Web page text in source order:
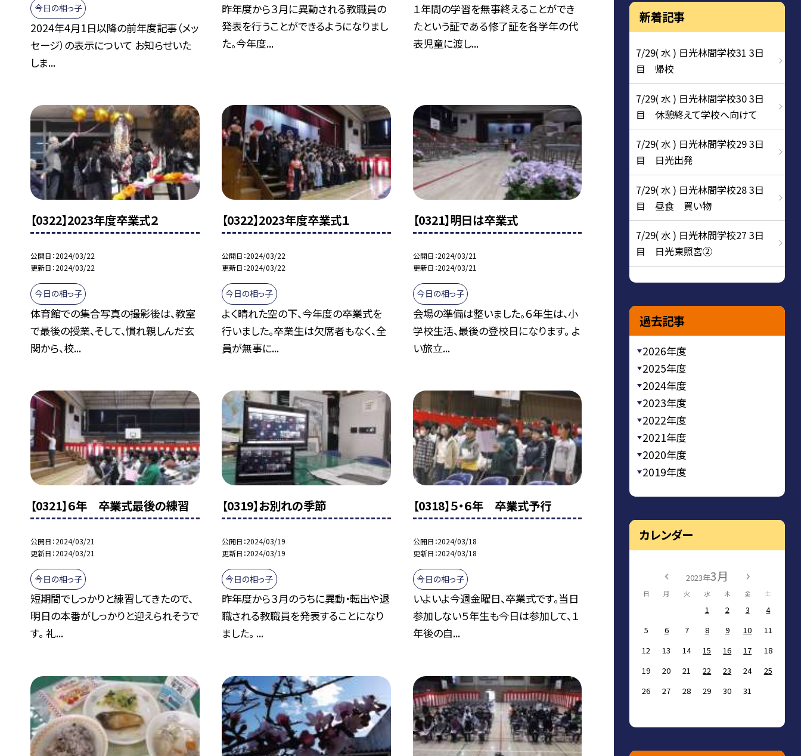
今日の相っ子
2024年4月1日以降の前年度記事（メッ
セージ）の表示について お知らせいた
しま...
昨年度から３月に異動される教職員の
発表を行うことができるようになりまし
た。今年度...
１年間の学習を無事終えることができ
たという証である修了証を各学年の代
表児童に渡し...
【0322】2023年度卒業式２
公開日 2024/03/22
更新日 2024/03/22
今日の相っ子
体育館での集合写真の撮影後は、教室
で最後の授業、そして、慣れ親しんだ玄
関から、校...
【0322】2023年度卒業式１
公開日 2024/03/22
更新日 2024/03/22
今日の相っ子
よく晴れた空の下、今年度の卒業式を
行いました。卒業生は欠席者もなく、全
員が無事に...
【0321】明日は卒業式
公開日 2024/03/21
更新日 2024/03/21
今日の相っ子
会場の準備は整いました。６年生は、小
学校生活、最後の登校日になります。 よ
い旅立...
【0321】６年 卒業式最後の練習
公開日 2024/03/21
更新日 2024/03/21
今日の相っ子
短期間でしっかりと練習してきたので、
明日の本番がしっかりと迎えられそうで
す。 礼...
【0319】お別れの季節
公開日 2024/03/19
更新日 2024/03/19
今日の相っ子
昨年度から３月のうちに異動・転出や退
職される教職員を発表することになり
ました。 ...
【0318】５・６年 卒業式予行
公開日 2024/03/18
更新日 2024/03/18
今日の相っ子
いよいよ今週金曜日、卒業式です。当日
参加しない５年生も今日は参加して、１
年後の自...
新着記事
7/29( 水 ) 日光林間学校31 3日
目 帰校
7/29( 水 ) 日光林間学校30 3日
目 休憩終えて学校へ向けて
7/29( 水 ) 日光林間学校29 3日
目 日光出発
7/29( 水 ) 日光林間学校28 3日
目 昼食 買い物
7/29( 水 ) 日光林間学校27 3日
目 日光東照宮②
過去記事
2026年度
2025年度
2024年度
2023年度
2022年度
2021年度
2020年度
2019年度
カレンダー
2023年3月
日 月 火 水 木 金 土
1 2 3
4
5
6 7 8 9 10
11
12
13 14 15 16 17
18
19
20 21 22 23 24
25
26
27 28 29 30 31